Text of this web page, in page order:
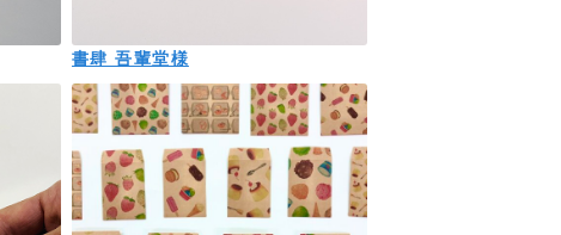
書肆 吾輩堂様